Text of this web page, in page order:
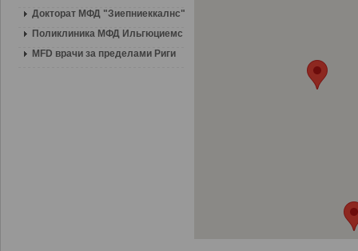
Докторат МФД "Зиепниеккалнс"
Поликлиника МФД Ильгюциемс
MFD врачи за пределами Риги